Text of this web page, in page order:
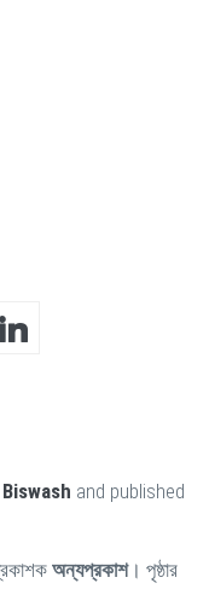
and published
অন্যপ্রকাশ। পৃষ্ঠার